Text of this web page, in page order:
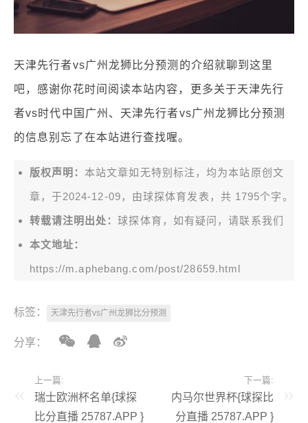
天津先行者vs广州龙狮比分预测的介绍就聊到这里
吧，感谢你花时间阅读本站内容，更多关于天津先行
者vs时代中国广州、天津先行者vs广州龙狮比分预测
的信息别忘了在本站进行查找喔。
版权声明： 本站文章如无特别标注，均为本站原创文
章，于2024-12-09，由球探体育 发表，共 1795个字。
转载请注明出处：球探体育，如有疑问，请联系我们
本文地址：
https://m.aphebang.com/post/28659.html
标签： 天津先行者vs广州龙狮比分预测
分享：
上一篇:
瑞士欧洲杯名单{球探
比分直播 25787.APP }
下一篇:
内马尔世界杯{球探比
分直播 25787.APP }